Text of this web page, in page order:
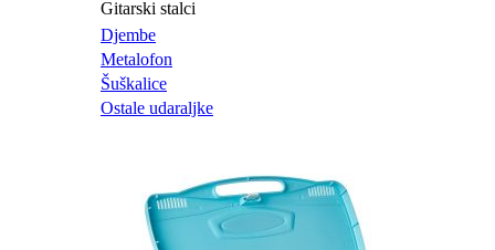
Gitarski stalci
Djembe
Metalofon
Šuškalice
Ostale udaraljke